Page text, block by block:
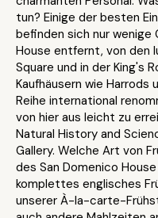
tun? Einige der besten
befinden sich nur wenige
House entfernt, von den
Square und in der King's
Kaufhäusern wie Harrods
Reihe international
von hier aus leicht zu
Natural History and
Gallery. Welche Art von
des San Domenico
komplettes englisches
unserer À-la-carte-